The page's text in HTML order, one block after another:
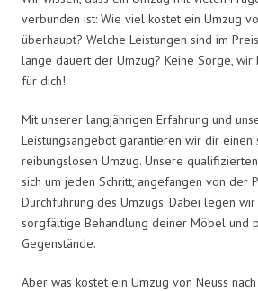
verbunden ist: Wie viel kostet ein Umzug
überhaupt? Welche Leistungen sind im
lange dauert der Umzug? Keine Sorge, wir
für dich!
Mit unserer langjährigen Erfahrung und
Leistungsangebot garantieren wir dir einen
reibungslosen Umzug. Unsere
sich um jeden Schritt, angefangen von der
Durchführung des Umzugs. Dabei legen
sorgfältige Behandlung deiner Möbel und
Gegenstände.
Aber was kostet ein Umzug von Neuss